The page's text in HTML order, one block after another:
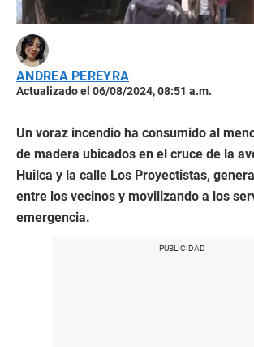
ANDREA PEREYRA
Actualizado el 06/08/2024, 08:51 a.m.
Un voraz incendio ha consumido al
de madera ubicados en el cruce de la
Huilca y la calle Los Proyectistas,
entre los vecinos y movilizando a los
emergencia.